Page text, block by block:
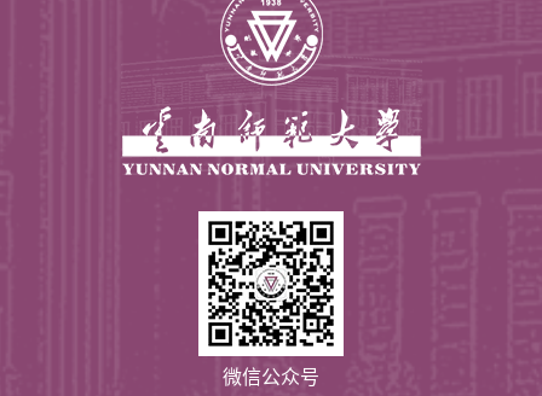
微信公众号